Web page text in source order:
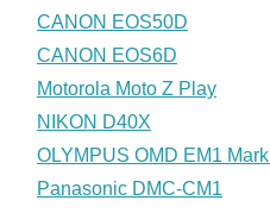
CANON EOS50D
CANON EOS6D
Motorola Moto Z Play
NIKON D40X
OLYMPUS OMD EM1 MarkII
Panasonic DMC-CM1